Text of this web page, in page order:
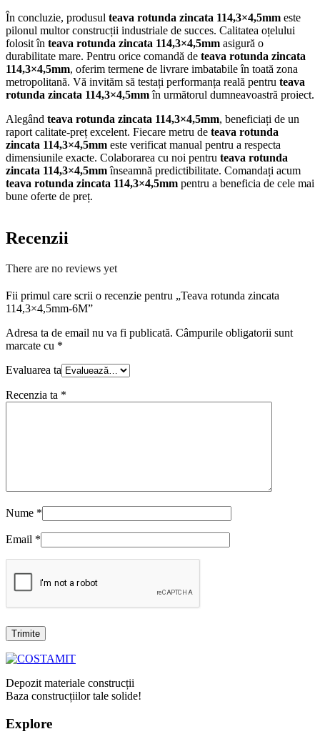
În concluzie, produsul teava rotunda zincata 114,3×4,5mm este
pilonul multor construcții industriale de succes. Calitatea oțelului
folosit în teava rotunda zincata 114,3×4,5mm asigură o
durabilitate mare. Pentru orice comandă de teava rotunda zincata
114,3×4,5mm, oferim termene de livrare imbatabile în toată zona
metropolitană. Vă invităm să testați performanța reală pentru teava
rotunda zincata 114,3×4,5mmîn următorul dumneavoastră proiect.
Alegând teava rotunda zincata 114,3×4,5mm, beneficiați de un
raport calitate-preț excelent. Fiecare metru de teava rotunda
zincata 114,3×4,5mm este verificat manual pentru a respecta
dimensiunile exacte. Colaborarea cu noi pentru teava rotunda
zincata 114,3×4,5mmînseamnă predictibilitate. Comandați acum
teava rotunda zincata 114,3×4,5mm pentru a beneficia de cele mai
bune oferte de preț.
Recenzii
There are no reviews yet
Fii primul care scrii o recenzie pentru „Teava rotunda zincata
114,3×4,5mm-6M”
Adresa ta de email nu va fi publicată. Câmpurile obligatorii sunt
marcate cu *
Evaluarea ta
Recenzia ta *
Nume *
Email *
Depozit materiale construcții
Baza construcțiilor tale solide!
Explore